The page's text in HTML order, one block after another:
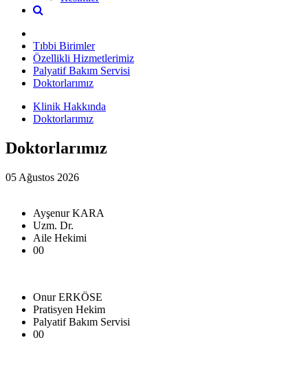
Tıbbi Birimler
Özellikli Hizmetlerimiz
Palyatif Bakım Servisi
Doktorlarımız
Klinik Hakkında
Doktorlarımız
Doktorlarımız
05 Ağustos 2026
Ayşenur KARA
Uzm. Dr.
Aile Hekimi
00
Onur ERKÖSE
Pratisyen Hekim
Palyatif Bakım Servisi
00